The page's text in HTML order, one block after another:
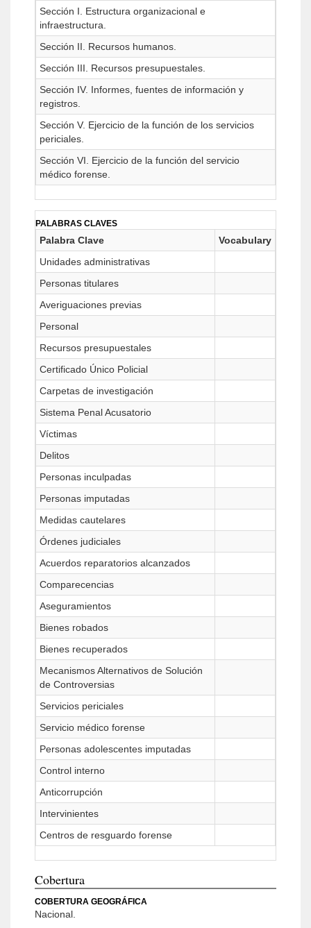
Sección I. Estructura organizacional e
infraestructura.
Sección II. Recursos humanos.
Sección III. Recursos presupuestales.
Sección IV. Informes, fuentes de información y
registros.
Sección V. Ejercicio de la función de los servicios
periciales.
Sección VI. Ejercicio de la función del servicio
médico forense.
PALABRAS CLAVES
Palabra Clave
Vocabulary
Unidades administrativas
Personas titulares
Averiguaciones previas
Personal
Recursos presupuestales
Certificado Único Policial
Carpetas de investigación
Sistema Penal Acusatorio
Víctimas
Delitos
Personas inculpadas
Personas imputadas
Medidas cautelares
Órdenes judiciales
Acuerdos reparatorios alcanzados
Comparecencias
Aseguramientos
Bienes robados
Bienes recuperados
Mecanismos Alternativos de Solución
de Controversias
Servicios periciales
Servicio médico forense
Personas adolescentes imputadas
Control interno
Anticorrupción
Intervinientes
Centros de resguardo forense
Cobertura
COBERTURA GEOGRÁFICA
Nacional.